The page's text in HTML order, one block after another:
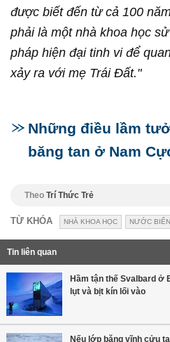
được biết đến từ cả 100
phải là một nhà khoa học
pháp hiện đại tinh vi để
xảy ra với mẹ Trái Đất."
Những điều lầm
băng tan ở Nam
Theo Trí Thức Trẻ
TỪ KHÓA NHÀ KHOA HỌC NƯỚC
Tin liên quan
Hầm tận thế Svalbard ở
lụt và bịt kín lối vào
Nếu lớp băng vĩnh cửu